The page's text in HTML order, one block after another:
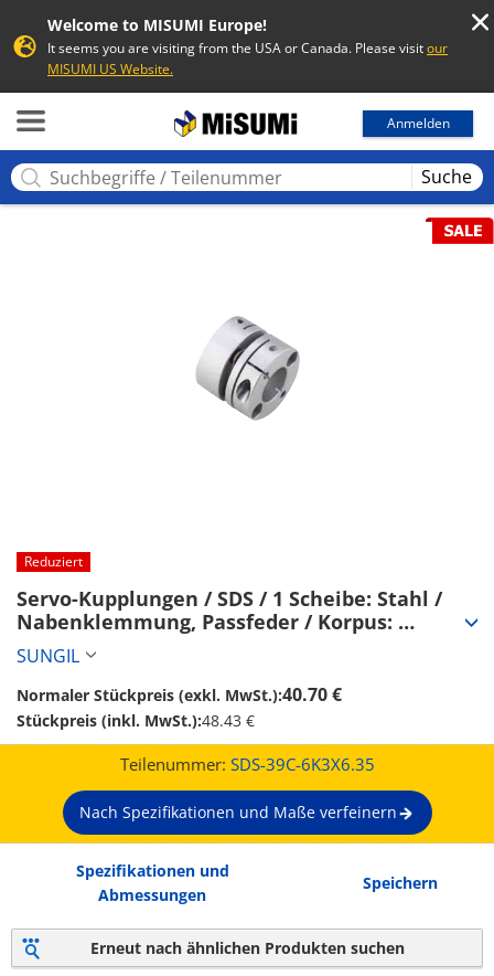
Welcome to MISUMI Europe!
It seems you are visiting from the USA or Canada. Please visitour
MISUMI US Website.
Anmelden
Suche
Reduziert
Servo-Kupplungen / SDS / 1 Scheibe: Stahl /
Nabenklemmung, Passfeder / Korpus:
Aluminium (SDS-39C-6K3X6.35)
SUNGIL
Normaler Stückpreis (exkl. MwSt.):40.70 €
Stückpreis (inkl. MwSt.):48.43 €
Teilenummer: SDS-39C-6K3X6.35
Nach Spezifikationen und Maße verfeinern
Spezifikationen und
Abmessungen
Speichern
Erneut nach ähnlichen Produkten suchen